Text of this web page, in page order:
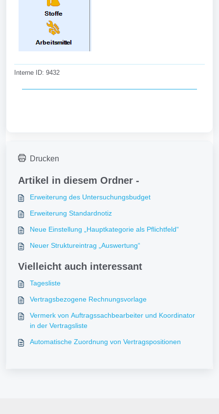
Interne ID: 9432
Drucken
Artikel in diesem Ordner -
Erweiterung des Untersuchungsbudget
Erweiterung Standardnotiz
Neue Einstellung „Hauptkategorie als Pflichtfeld“
Neuer Struktureintrag „Auswertung“
Vielleicht auch interessant
Tagesliste
Vertragsbezogene Rechnungsvorlage
Vermerk von Auftragssachbearbeiter und Koordinator
in der Vertragsliste
Automatische Zuordnung von Vertragspositionen